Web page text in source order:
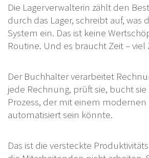
Die Lagerverwalterin zählt den
durch das Lager, schreibt auf, was
System ein. Das ist keine
Routine. Und es braucht Zeit – viel
Der Buchhalter verarbeitet
jede Rechnung, prüft sie, bucht
Prozess, der mit einem modernen
automatisiert sein könnte.
Das ist die versteckte